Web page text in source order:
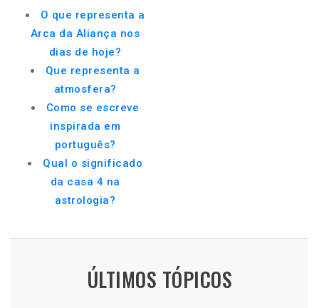
O que representa a
Arca da Aliança nos
dias de hoje?
Que representa a
atmosfera?
Como se escreve
inspirada em
português?
Qual o significado
da casa 4 na
astrologia?
ÚLTIMOS TÓPICOS